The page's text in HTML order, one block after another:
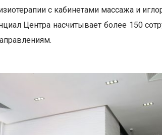
с кабинетами массажа и
Центра насчитывает более 150